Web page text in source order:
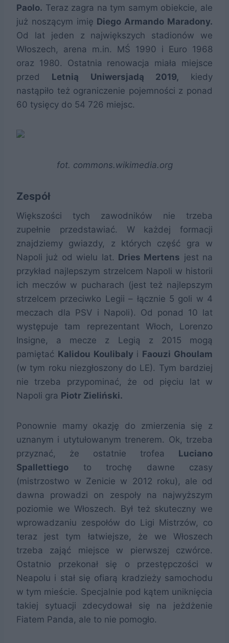
Paolo. Teraz zagra na tym samym obiekcie, ale
już noszącym imię Diego Armando Maradony.
Od lat jeden z największych stadionów we
Włoszech, arena m.in. MŚ 1990 i Euro 1968
oraz 1980. Ostatnia renowacja miała miejsce
przed Letnią Uniwersjadą 2019, kiedy
nastąpiło też ograniczenie pojemności z ponad
60 tysięcy do 54 726 miejsc.
fot. commons.wikimedia.org
Zespół
Większości tych zawodników nie trzeba
zupełnie przedstawiać. W każdej formacji
znajdziemy gwiazdy, z których część gra w
Napoli już od wielu lat. Dries Mertens jest na
przykład najlepszym strzelcem Napoli w historii
ich meczów w pucharach (jest też najlepszym
strzelcem przeciwko Legii – łącznie 5 goli w 4
meczach dla PSV i Napoli). Od ponad 10 lat
występuje tam reprezentant Włoch, Lorenzo
Insigne, a mecze z Legią z 2015 mogą
pamiętać Kalidou Koulibaly i Faouzi Ghoulam
(w tym roku niezgłoszony do LE). Tym bardziej
nie trzeba przypominać, że od pięciu lat w
Napoli gra Piotr Zieliński.
Ponownie mamy okazję do zmierzenia się z
uznanym i utytułowanym trenerem. Ok, trzeba
przyznać, że ostatnie trofea Luciano
Spallettiego to trochę dawne czasy
(mistrzostwo w Zenicie w 2012 roku), ale od
dawna prowadzi on zespoły na najwyższym
poziomie we Włoszech. Był też skuteczny we
wprowadzaniu zespołów do Ligi Mistrzów, co
teraz jest tym łatwiejsze, że we Włoszech
trzeba zająć miejsce w pierwszej czwórce.
Ostatnio przekonał się o przestępczości w
Neapolu i stał się ofiarą kradzieży samochodu
w tym mieście. Specjalnie pod kątem uniknięcia
takiej sytuacji zdecydował się na jeżdżenie
Fiatem Panda, ale to nie pomogło.